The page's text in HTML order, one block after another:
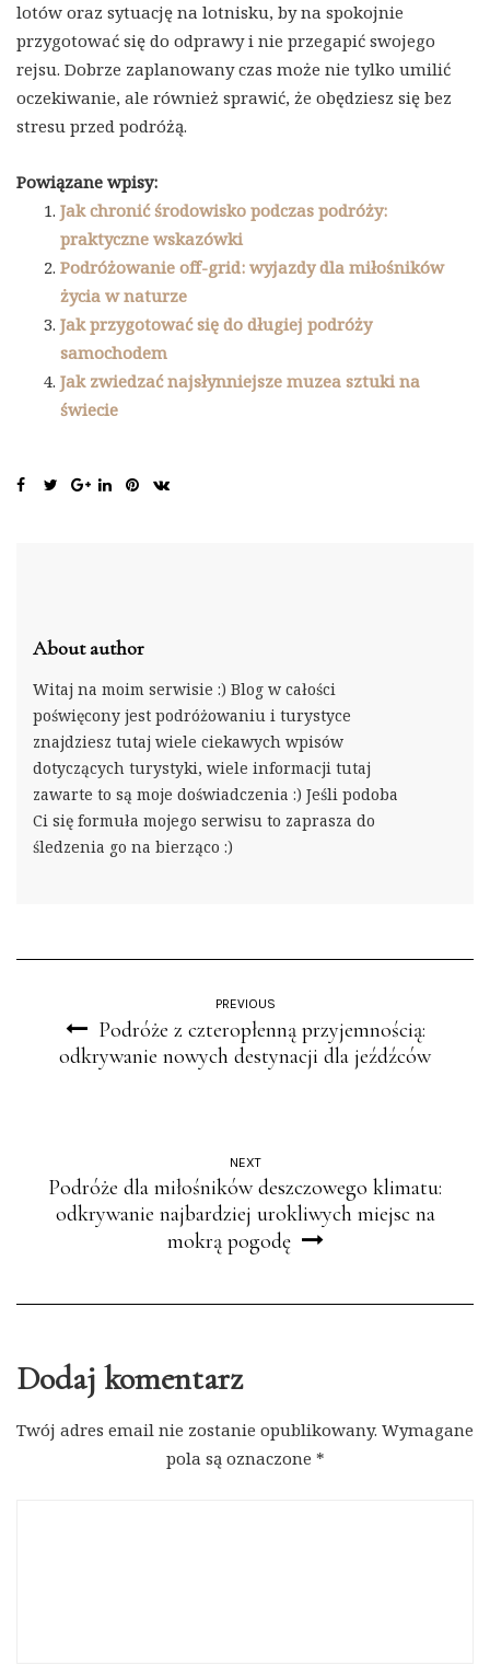
lotów oraz sytuację na lotnisku, by na spokojnie
przygotować się do odprawy i nie przegapić swojego
rejsu. Dobrze zaplanowany czas może nie tylko umilić
oczekiwanie, ale również sprawić, że obędziesz się bez
stresu przed podróżą.
Powiązane wpisy:
Jak chronić środowisko podczas podróży:
praktyczne wskazówki
Podróżowanie off-grid: wyjazdy dla miłośników
życia w naturze
Jak przygotować się do długiej podróży
samochodem
Jak zwiedzać najsłynniejsze muzea sztuki na
świecie
About author
Witaj na moim serwisie :) Blog w całości
poświęcony jest podróżowaniu i turystyce
znajdziesz tutaj wiele ciekawych wpisów
dotyczących turystyki, wiele informacji tutaj
zawarte to są moje doświadczenia :) Jeśli podoba
Ci się formuła mojego serwisu to zaprasza do
śledzenia go na bierząco :)
PREVIOUS
Podróże z czteropłenną przyjemnością:
odkrywanie nowych destynacji dla jeźdźców
NEXT
Podróże dla miłośników deszczowego klimatu:
odkrywanie najbardziej urokliwych miejsc na
mokrą pogodę
Dodaj komentarz
Twój adres email nie zostanie opublikowany. Wymagane
pola są oznaczone *